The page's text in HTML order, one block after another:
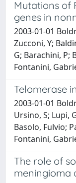
Mutations of
genes in
2003-01-01
Zucconi, Y;
G; Barachini, P;
Fontanini,
Telomerase
2003-01-01
Ursino, S; Lupi,
Basolo, Fulvio;
Fontanini,
The role of
meningioma